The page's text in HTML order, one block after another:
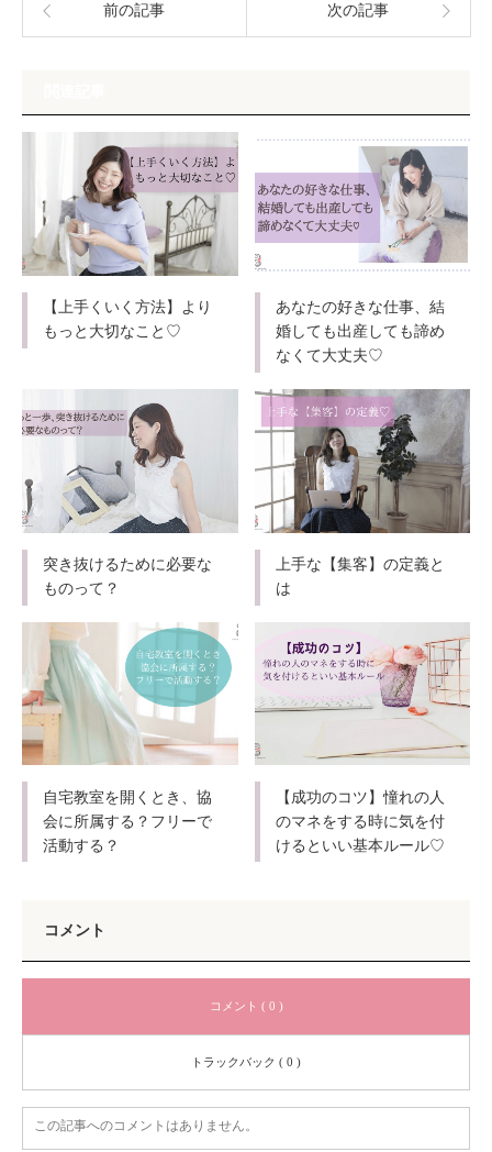
前の記事 次の記事
【上手くいく方法】より
もっと大切なこと♡
あなたの好きな仕事、結
婚しても出産しても諦め
なくて大丈夫♡
突き抜けるために必要な
ものって？
上手な【集客】の定義と
は
自宅教室を開くとき、協
会に所属する？フリーで
活動する？
【成功のコツ】憧れの人
のマネをする時に気を付
けるといい基本ルール♡
コメント
コメント ( 0 )
トラックバック ( 0 )
この記事へのコメントはありません。